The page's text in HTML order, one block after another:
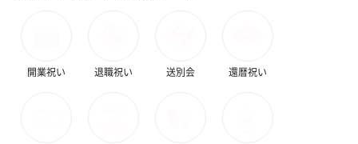
開業祝い 退職祝い 送別会 還暦祝い